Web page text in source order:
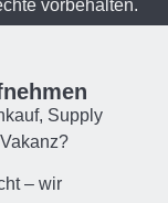
vorbehalten.
Supply
– wir